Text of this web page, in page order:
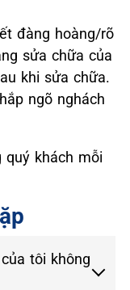
đàng hoàng/rõ
sửa chữa của
khi sửa chữa.
ngõ nghách
quý khách mỗi
tôi không